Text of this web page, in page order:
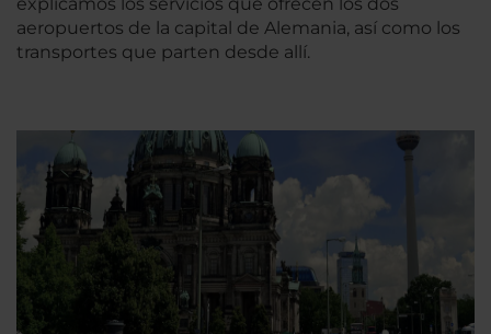
aeropuertos de la capital de Alemania, así como los
transportes que parten desde allí.